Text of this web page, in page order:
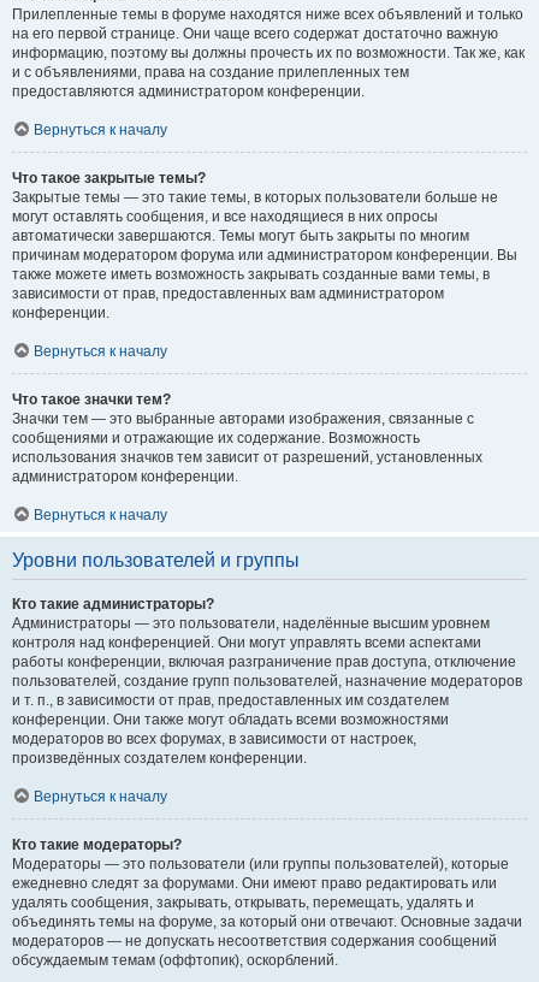
Прилепленные темы в форуме находятся ниже всех объявлений и только
на его первой странице. Они чаще всего содержат достаточно важную
информацию, поэтому вы должны прочесть их по возможности. Так же, как
и с объявлениями, права на создание прилепленных тем
предоставляются администратором конференции.
Вернуться к началу
Что такое закрытые темы?
Закрытые темы — это такие темы, в которых пользователи больше не
могут оставлять сообщения, и все находящиеся в них опросы
автоматически завершаются. Темы могут быть закрыты по многим
причинам модератором форума или администратором конференции. Вы
также можете иметь возможность закрывать созданные вами темы, в
зависимости от прав, предоставленных вам администратором
конференции.
Вернуться к началу
Что такое значки тем?
Значки тем — это выбранные авторами изображения, связанные с
сообщениями и отражающие их содержание. Возможность
использования значков тем зависит от разрешений, установленных
администратором конференции.
Вернуться к началу
Уровни пользователей и группы
Кто такие администраторы?
Администраторы — это пользователи, наделённые высшим уровнем
контроля над конференцией. Они могут управлять всеми аспектами
работы конференции, включая разграничение прав доступа, отключение
пользователей, создание групп пользователей, назначение модераторов
и т. п., в зависимости от прав, предоставленных им создателем
конференции. Они также могут обладать всеми возможностями
модераторов во всех форумах, в зависимости от настроек,
произведённых создателем конференции.
Вернуться к началу
Кто такие модераторы?
Модераторы — это пользователи (или группы пользователей), которые
ежедневно следят за форумами. Они имеют право редактировать или
удалять сообщения, закрывать, открывать, перемещать, удалять и
объединять темы на форуме, за который они отвечают. Основные задачи
модераторов — не допускать несоответствия содержания сообщений
обсуждаемым темам (оффтопик), оскорблений.